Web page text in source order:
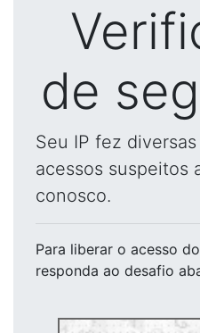
de
Seu IP fez
acessos suspeitos
conosco.
Para liberar o acesso
responda ao desafio